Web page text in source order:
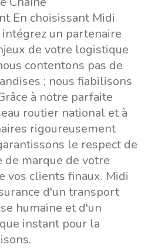
En choisissant Midi
un partenaire
de votre logistique
contentons pas de
; nous fiabilisons
à notre parfaite
routier national et à
rigoureusement
le respect de
marque de votre
vos clients finaux. Midi
d'un transport
humaine et d'un
instant pour la